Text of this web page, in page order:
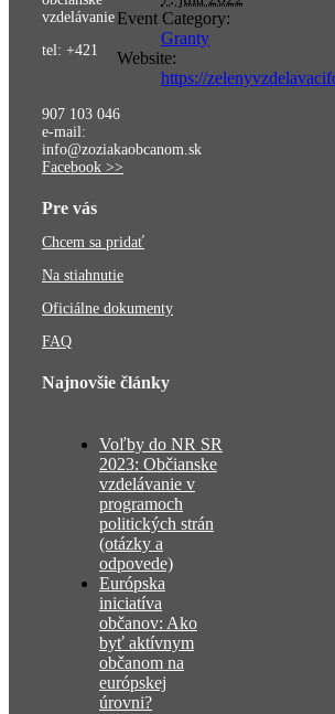
Event Category:
Granty
Website:
https://
vzdelávanie
tel: +421
907 103 046
e-mail:
info@zoziakaobcanom.sk
Facebook >>
Pre vás
Chcem sa pridať
Na stiahnutie
Oficiálne dokumenty
FAQ
Najnovšie články
Voľby do NR SR
2023: Občianske
vzdelávanie v
programoch
politických strán
(otázky a
odpovede)
Európska
iniciatíva
občanov: Ako
byť aktívnym
občanom na
európskej
úrovni?